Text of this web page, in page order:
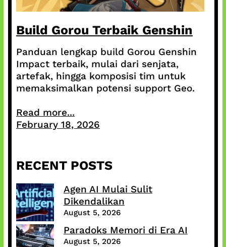
Build Gorou Terbaik Genshin
Panduan lengkap build Gorou Genshin
Impact terbaik, mulai dari senjata,
artefak, hingga komposisi tim untuk
memaksimalkan potensi support Geo.
Read more...
February 18, 2026
RECENT POSTS
Agen AI Mulai Sulit
Dikendalikan
August 5, 2026
Paradoks Memori di Era AI
August 5, 2026